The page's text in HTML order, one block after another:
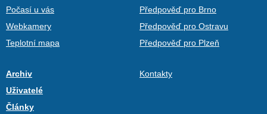
Počasí u vás
Webkamery
Teplotní mapa
Předpověď pro Brno
Předpověď pro Ostravu
Předpověď pro Plzeň
Archiv
Uživatelé
Články
Kontakty